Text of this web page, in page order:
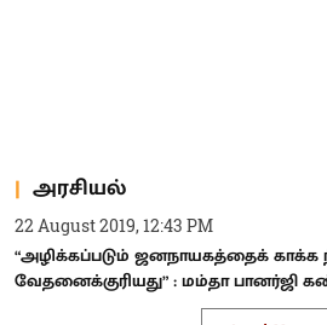
அரசியல்
22 August 2019, 12:43 PM
“அழிக்கப்படும் ஜனநாயகத்தைக் காக்க
வேதனைக்குரியது” : மம்தா பானர்ஜி